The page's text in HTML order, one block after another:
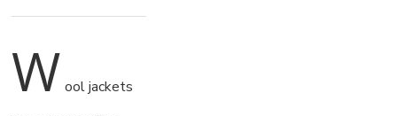
W ool jackets